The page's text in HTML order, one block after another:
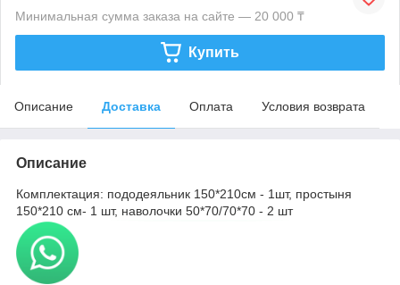
Минимальная сумма заказа на сайте — 20 000 ₸
Купить
Описание Доставка Оплата Условия возврата
Описание
Комплектация: пододеяльник 150*210см - 1шт, простыня
150*210 см- 1 шт, наволочки 50*70/70*70 - 2 шт